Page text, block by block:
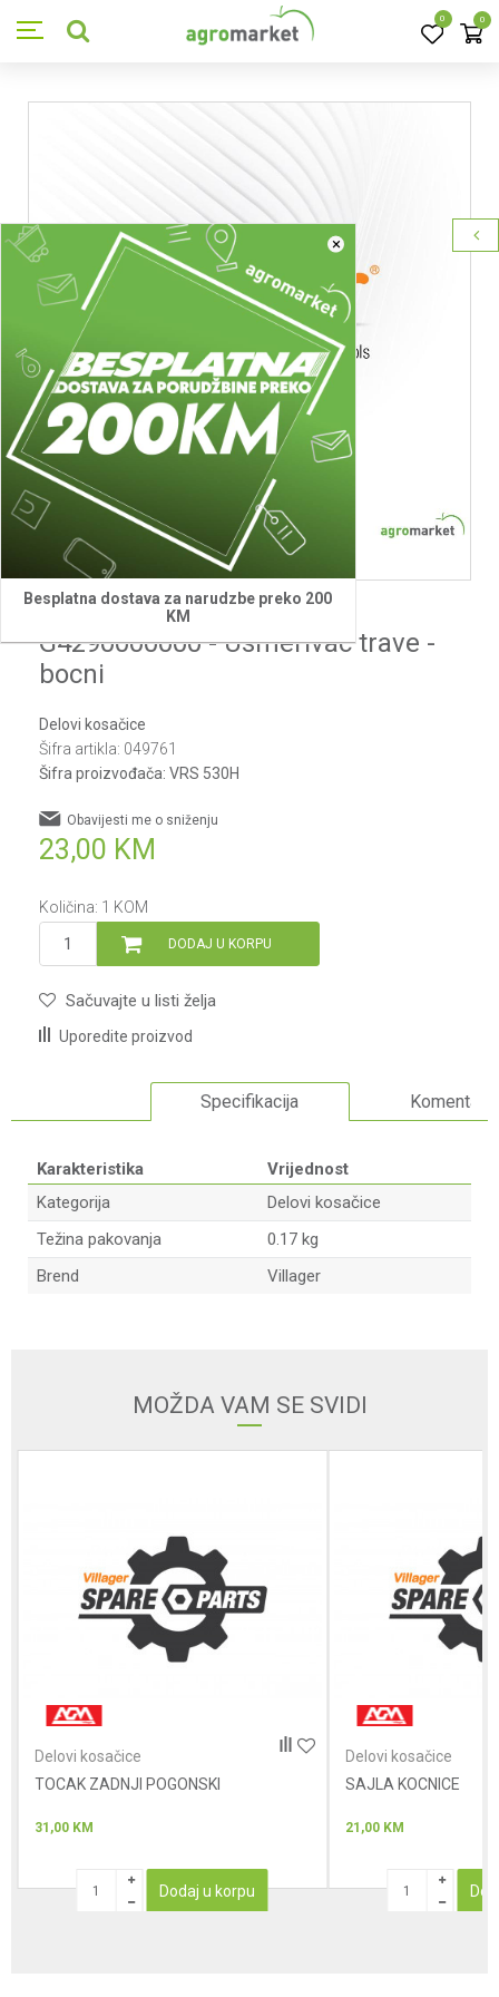
0 0
×
Besplatna dostava za narudzbe preko 200
KM
Villager
G4290000000 - Usmerivac trave -
bocni
Delovi kosačice
Šifra artikla: 049761
Šifra proizvođača: VRS 530H
23,00 KM
Obavijesti me o sniženju
Količina: 1 KOM
DODAJ U KORPU
Sačuvajte u listi želja
Uporedite proizvod
Specifikacija Komentari
Karakteristika
Vrijednost
Kategorija
Delovi kosačice
Težina pakovanja
0.17 kg
Brend
Villager
MOŽDA VAM SE SVIDI
Delovi kosačice
TOCAK ZADNJI POGONSKI
31,00 KM
Dodaj u korpu
Delovi kosačice
SAJLA KOCNICE
21,00 KM